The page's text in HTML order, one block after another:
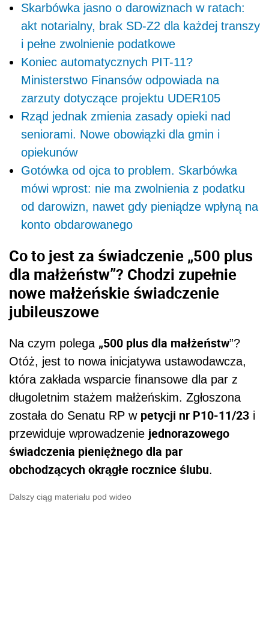
Skarbówka jasno o darowiznach w ratach:
akt notarialny, brak SD-Z2 dla każdej transzy
i pełne zwolnienie podatkowe
Koniec automatycznych PIT-11?
Ministerstwo Finansów odpowiada na
zarzuty dotyczące projektu UDER105
Rząd jednak zmienia zasady opieki nad
seniorami. Nowe obowiązki dla gmin i
opiekunów
Gotówka od ojca to problem. Skarbówka
mówi wprost: nie ma zwolnienia z podatku
od darowizn, nawet gdy pieniądze wpłyną na
konto obdarowanego
Co to jest za świadczenie „500 plus
dla małżeństw”? Chodzi zupełnie
nowe małżeńskie świadczenie
jubileuszowe
Na czym polega „500 plus dla małżeństw”?
Otóż, jest to nowa inicjatywa ustawodawcza,
która zakłada wsparcie finansowe dla par z
długoletnim stażem małżeńskim. Zgłoszona
została do Senatu RP w petycji nr P10-11/23 i
przewiduje wprowadzenie jednorazowego
świadczenia pieniężnego dla par
obchodzących okrągłe rocznice ślubu.
Dalszy ciąg materiału pod wideo